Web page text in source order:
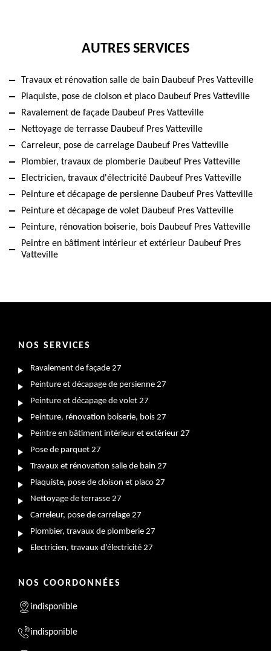
AUTRES SERVICES
Travaux et rénovation salle de bain Daubeuf Pres Vatteville
Plaquiste, pose de cloison et placo Daubeuf Pres Vatteville
Ravalement de façade Daubeuf Pres Vatteville
Nettoyage de terrasse Daubeuf Pres Vatteville
Carreleur, pose de carrelage Daubeuf Pres Vatteville
Plombier, travaux de plomberie Daubeuf Pres Vatteville
Electricien, travaux d'électricité Daubeuf Pres Vatteville
Peinture et décapage de persienne Daubeuf Pres Vatteville
Peinture et décapage de volet Daubeuf Pres Vatteville
Peinture, rénovation boiserie, bois Daubeuf Pres Vatteville
Peintre en bâtiment intérieur et extérieur Daubeuf Pres
Vatteville
NOS SERVICES
Ravalement de façade 27
Peinture et décapage de persienne 27
Peinture et décapage de volet 27
Peinture, rénovation boiserie, bois 27
Peintre en bâtiment intérieur et extérieur 27
Pose de parquet 27
Travaux et rénovation salle de bain 27
Plaquiste, pose de cloison et placo 27
Nettoyage de terrasse 27
Carreleur, pose de carrelage 27
Plombier, travaux de plomberie 27
Electricien, travaux d'électricité 27
NOS COORDONNÉES
indisponible
indisponible